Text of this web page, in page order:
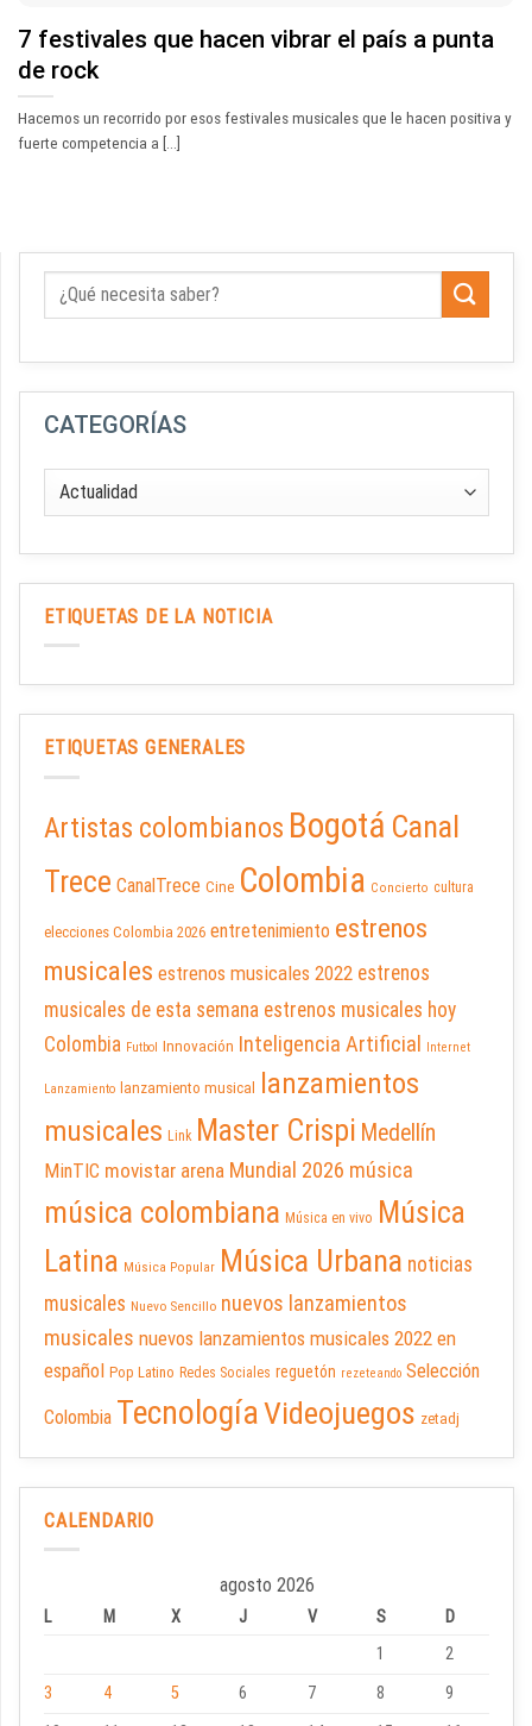
7 festivales que hacen vibrar el país a punta
de rock
Hacemos un recorrido por esos festivales musicales que le hacen positiva y
fuerte competencia a [...]
CATEGORÍAS
ETIQUETAS DE LA NOTICIA
ETIQUETAS GENERALES
Artistas colombianos Bogotá Canal
Trece CanalTrece Cine Colombia Concierto cultura
elecciones Colombia 2026 entretenimiento estrenos
musicales estrenos musicales 2022 estrenos
musicales de esta semana estrenos musicales hoy
Colombia Futbol Innovación Inteligencia Artificial Internet
Lanzamiento lanzamiento musical
lanzamientos
musicales Link Master Crispi Medellín
MinTIC movistar arena Mundial 2026 música
música colombiana Música en vivo Música
Latina Música Popular Música Urbana noticias
musicales Nuevo Sencillo nuevos lanzamientos
musicales nuevos lanzamientos musicales 2022 en
español Pop Latino Redes Sociales reguetón rezeteando Selección
Colombia TecnologíaVideojuegos zetadj
CALENDARIO
agosto 2026
L M X J V S
D
1
2
3
4 5 6 7 8
9